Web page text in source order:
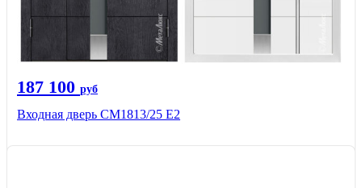
187 100 руб
Входная дверь СМ1813/25 Е2